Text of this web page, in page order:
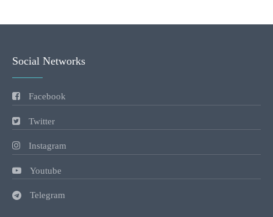
Social Networks
Facebook
Twitter
Instagram
Youtube
Telegram